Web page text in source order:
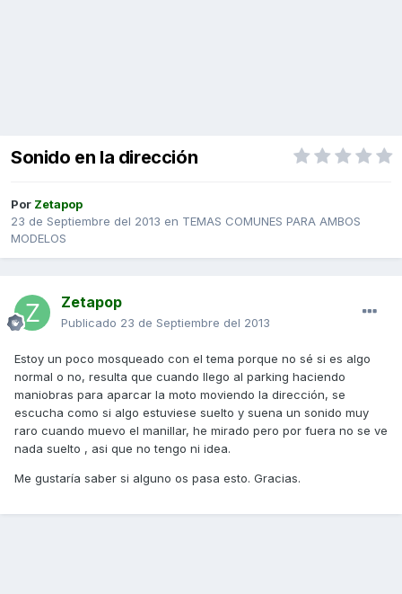
Sonido en la dirección
Por Zetapop
23 de Septiembre del 2013 en TEMAS COMUNES PARA AMBOS
MODELOS
Zetapop
Publicado 23 de Septiembre del 2013
Estoy un poco mosqueado con el tema porque no sé si es algo
normal o no, resulta que cuando llego al parking haciendo
maniobras para aparcar la moto moviendo la dirección, se
escucha como si algo estuviese suelto y suena un sonido muy
raro cuando muevo el manillar, he mirado pero por fuera no se ve
nada suelto , asi que no tengo ni idea.
Me gustaría saber si alguno os pasa esto. Gracias.